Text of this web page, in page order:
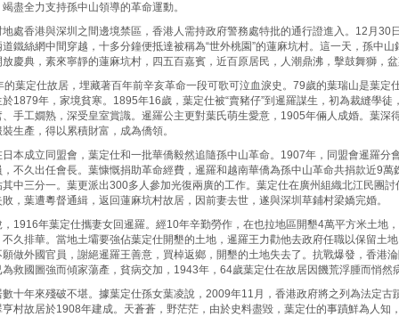
盡全力支持孫中山領導的革命運動。
地處香港與深圳之間邊境禁區，香港人需持政府警務處特批的通行證進入。12月30
鐵絲網中間穿越，十多分鐘便抵達被稱為“世外桃園”的蓮麻坑村。這一天，孫中山
放慶典，素來寧靜的蓮麻坑村，四五百嘉賓，近百原居民，人潮鼎沸，擊鼓舞獅，盆
的葉定仕故居，埋藏著百年前辛亥革命一段可歌可泣血淚史。79歲的葉瑞山是葉定
1879年，家境貧寒。1895年16歲，葉定仕被“賣豬仔”到暹羅謀生，初為裁縫學徒
、手工嫺熟，深受皇室賞識。暹羅公主更對葉氏萌生愛意，1905年倆人成婚。葉深
生產，得以累積財富，成為僑領。
日本成立同盟會，葉定仕和一批華僑毅然追隨孫中山革命。1907年，同盟會暹羅分
不久出任會長。葉慷慨捐助革命經費，暹羅和越南華僑為孫中山革命共捐款近9萬
其中三分一。葉更派出300多人參加光復兩廣的工作。葉定仕在廣州組織北江民團討
，葉遭粵督通緝，返回蓮麻坑村故居，因前妻去世，遂與深圳草鋪村梁嬌完婚。
，1916年葉定仕攜妻女回暹羅。經10年辛勤勞作，在也拉地區開墾4萬平方米土地
不久排華。當地土壩要強佔葉定仕開墾的土地，暹羅王力勸他去政府任職以保留土
願做外國官員，謝絕暹羅王善意，買棹返鄉，開墾的土地失去了。抗戰爆發，香港
為救國圖強而傾家蕩產，貧病交加，1943年，64歲葉定仕在故居因饑荒浮腫而悄然
數十年來殘破不堪。據葉定仕孫女葉凌說，2009年11月，香港政府將之列為法定古
村故居於1908年建成。天蒼蒼，野茫茫，由於史料盡毀，葉定仕的事蹟鮮為人知